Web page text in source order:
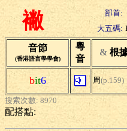
襒 部首:
大五碼:
音節
(香港語言學學會)
粵
音
& 根
bit6 周(p.159)
搜索次數: 8970
配搭點: